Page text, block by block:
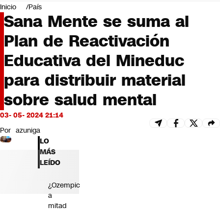
Negocios
Deportes
Programas completos
Cultura
Servicios
Bits
CNN tiempo
Futuro 360
Opinión
Inicio País
Sana Mente se suma al
Plan de Reactivación
Educativa del Mineduc
para distribuir material
sobre salud mental
03- 05- 2024 21:14
Por azuniga
LO
MÁS
LEÍDO
¿Ozempic
a
mitad